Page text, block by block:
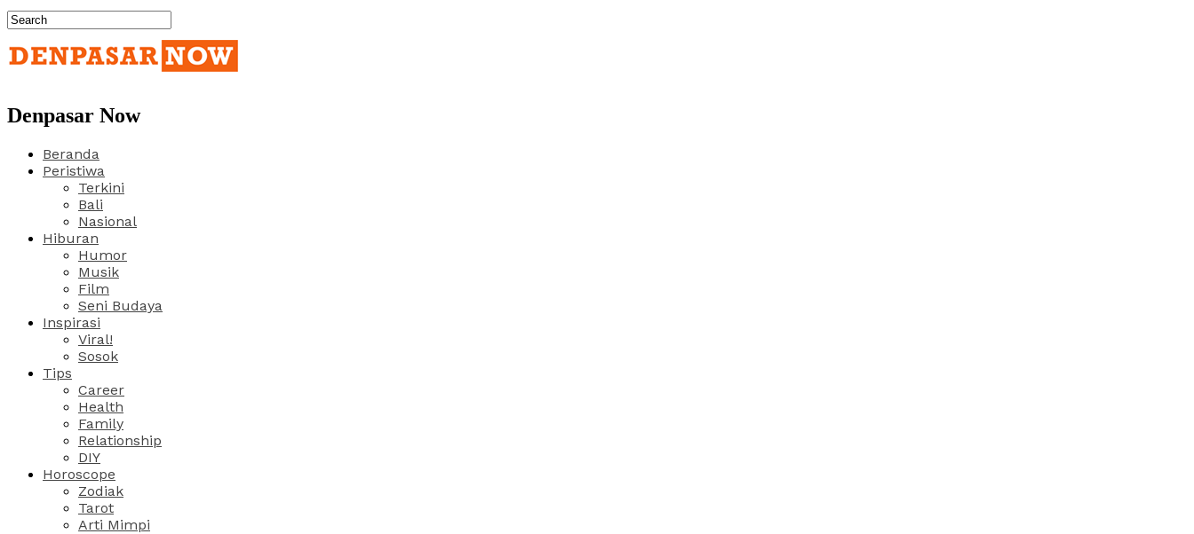
Denpasar Now
Beranda
Peristiwa
Terkini
Bali
Nasional
Hiburan
Humor
Musik
Film
Seni Budaya
Inspirasi
Viral!
Sosok
Tips
Career
Health
Family
Relationship
DIY
Horoscope
Zodiak
Tarot
Arti Mimpi